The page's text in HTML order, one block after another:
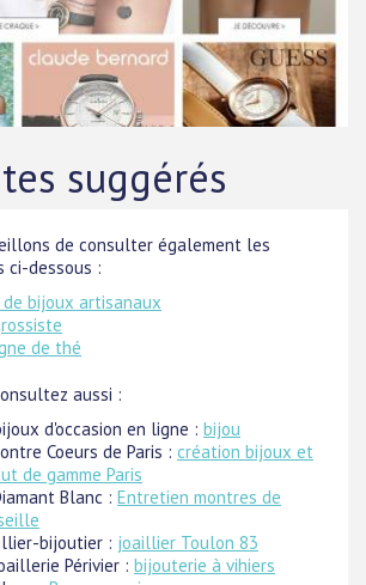
suggérés
de consulter également les
ci-dessous :
bijoux artisanaux
de thé
aussi :
d'occasion en ligne : bijou
Coeurs de Paris : création bijoux et
de gamme Paris
Blanc : Entretien montres de
bijoutier : joaillier Toulon 83
Périvier : bijouterie à vihiers